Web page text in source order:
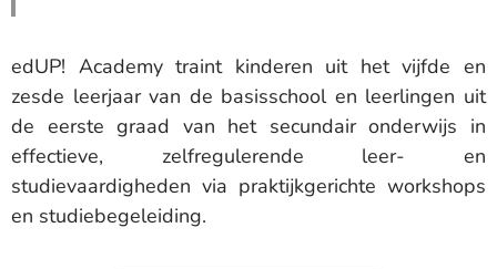
edUP! Academy traint kinderen uit het vijfde en
zesde leerjaar van de basisschool en leerlingen uit
de eerste graad van het secundair onderwijs in
effectieve, zelfregulerende leer- en
studievaardigheden via praktijkgerichte workshops
en studiebegeleiding.